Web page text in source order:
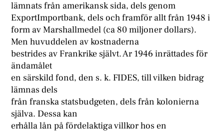
lämnats från amerikansk sida, dels genom
ExportImportbank, dels och framför allt från 1948 i
form av Marshallmedel (ca 80 miljoner dollars).
Men huvuddelen av kostnaderna
bestrides av Frankrike självt. Ar 1946 inrättades för
ändamålet
en särskild fond, den s. k. FIDES, till vilken bidrag
lämnas dels
från franska statsbudgeten, dels från kolonierna
själva. Dessa kan
erhålla lån på fördelaktiga villkor hos en